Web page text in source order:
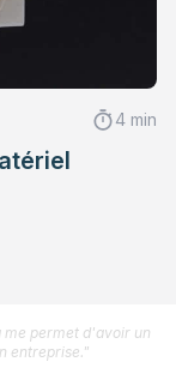
4 min
me permet d'avoir un
entreprise."